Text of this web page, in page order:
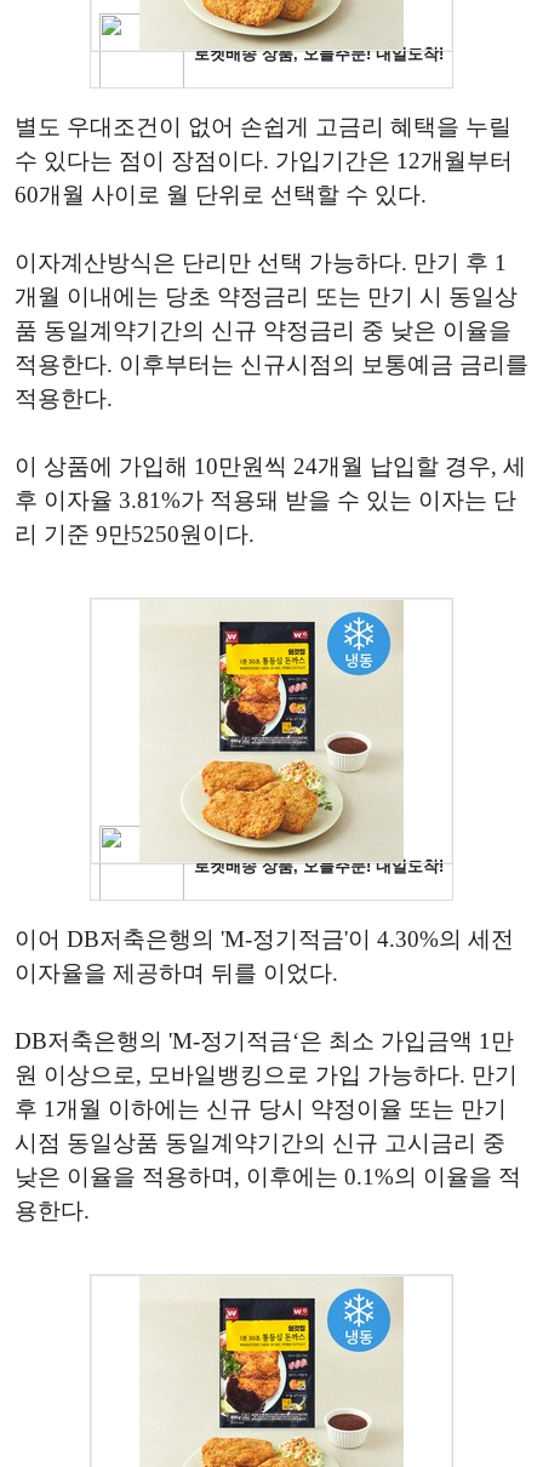
별도 우대조건이 없어 손쉽게 고금리 혜택을 누릴
수 있다는 점이 장점이다. 가입기간은 12개월부터
60개월 사이로 월 단위로 선택할 수 있다.
이자계산방식은 단리만 선택 가능하다. 만기 후 1
개월 이내에는 당초 약정금리 또는 만기 시 동일상
품 동일계약기간의 신규 약정금리 중 낮은 이율을
적용한다. 이후부터는 신규시점의 보통예금 금리를
적용한다.
이 상품에 가입해 10만원씩 24개월 납입할 경우, 세
후 이자율 3.81%가 적용돼 받을 수 있는 이자는 단
리 기준 9만5250원이다.
이어 DB저축은행의 'M-정기적금'이 4.30%의 세전
이자율을 제공하며 뒤를 이었다.
DB저축은행의 'M-정기적금‘은 최소 가입금액 1만
원 이상으로, 모바일뱅킹으로 가입 가능하다. 만기
후 1개월 이하에는 신규 당시 약정이율 또는 만기
시점 동일상품 동일계약기간의 신규 고시금리 중
낮은 이율을 적용하며, 이후에는 0.1%의 이율을 적
용한다.